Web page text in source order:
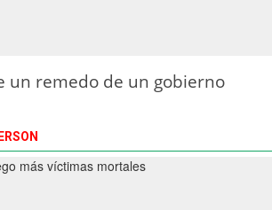
un remedo de un gobierno